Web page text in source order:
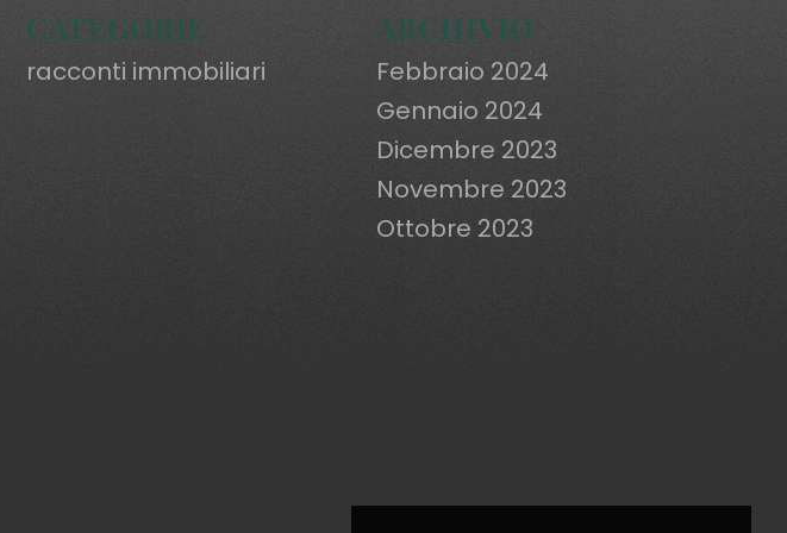
CATEGORIE
racconti immobiliari
ARCHIVIO
Febbraio 2024
Gennaio 2024
Dicembre 2023
Novembre 2023
Ottobre 2023